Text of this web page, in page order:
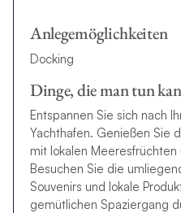
Anlegemöglichkeiten
Docking
Dinge, die man tun
Entspannen Sie sich nach
Yachthafen. Genießen Sie
mit lokalen
Besuchen Sie die
Souvenirs und lokale
gemütlichen Spaziergang